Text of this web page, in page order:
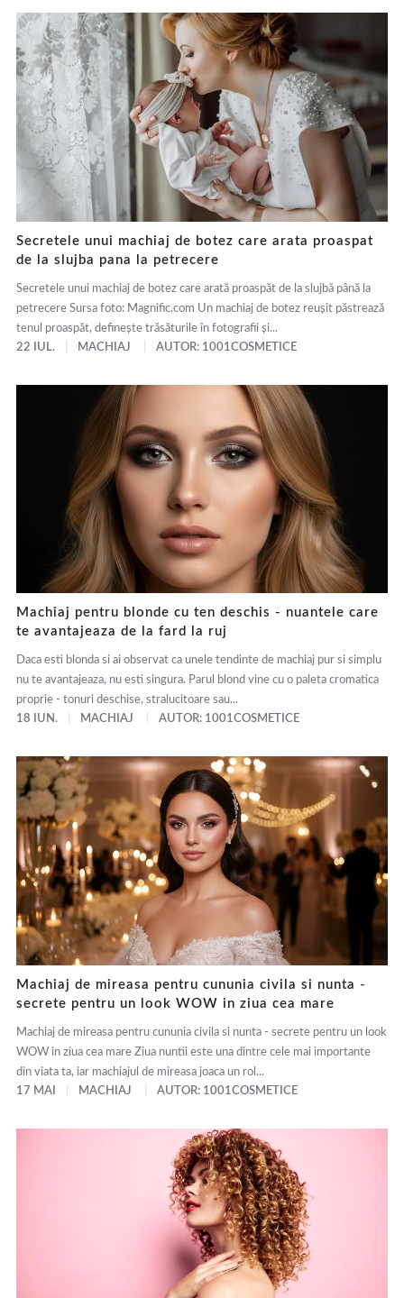
Secretele unui machiaj de botez care arata proaspat
de la slujba pana la petrecere
Secretele unui machiaj de botez care arată proaspăt de la slujbă până la
petrecere Sursa foto: Magnific.com Un machiaj de botez reușit păstrează
tenul proaspăt, definește trăsăturile în fotografii și...
22 IUL.
MACHIAJ AUTOR: 1001COSMETICE
Machiaj pentru blonde cu ten deschis - nuantele care
te avantajeaza de la fard la ruj
Daca esti blonda si ai observat ca unele tendinte de machiaj pur si simplu
nu te avantajeaza, nu esti singura. Parul blond vine cu o paleta cromatica
proprie - tonuri deschise, stralucitoare sau...
18 IUN.
MACHIAJ AUTOR: 1001COSMETICE
Machiaj de mireasa pentru cununia civila si nunta -
secrete pentru un look WOW in ziua cea mare
Machiaj de mireasa pentru cununia civila si nunta - secrete pentru un look
WOW in ziua cea mare Ziua nuntii este una dintre cele mai importante
din viata ta, iar machiajul de mireasa joaca un rol...
17 MAI
MACHIAJ AUTOR: 1001COSMETICE